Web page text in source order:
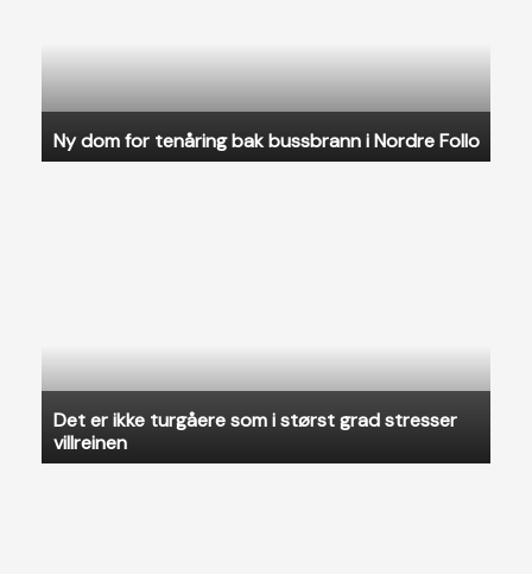
Ny dom for tenåring bak bussbrann i Nordre Follo
Det er ikke turgåere som i størst grad stresser
villreinen